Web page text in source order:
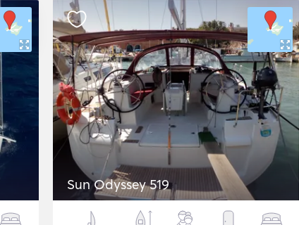
Sun Odyssey 519